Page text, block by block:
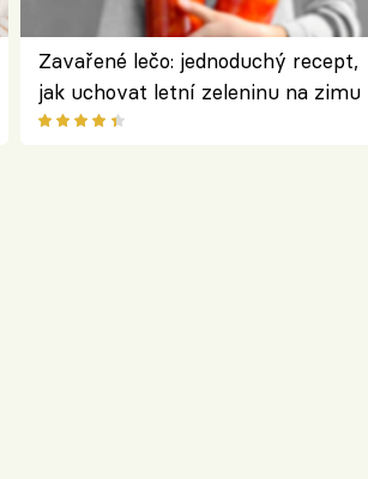
Zavařené lečo: jednoduchý recept,
jak uchovat letní zeleninu na zimu